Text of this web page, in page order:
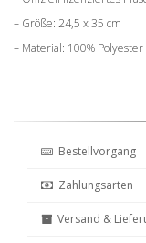
– Größe: 24,5 x 35 cm
– Material: 100% Polyester
Bestellvorgang
Zahlungsarten
Versand &